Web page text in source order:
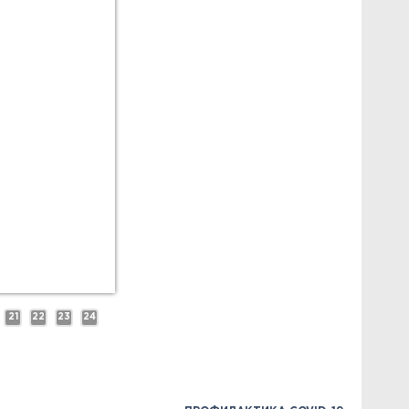
21 22 23 24